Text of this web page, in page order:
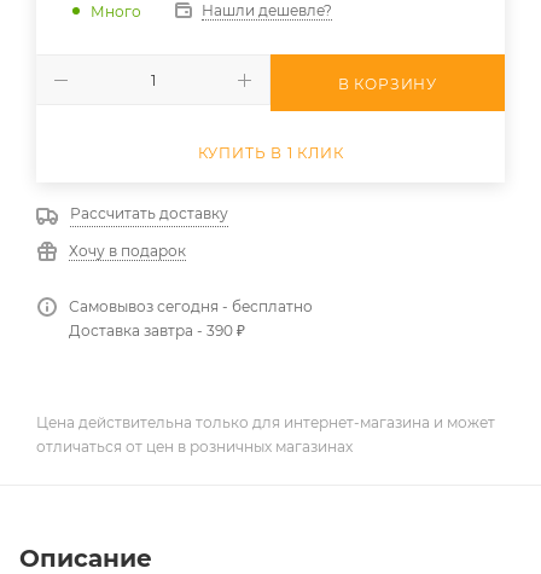
Много Нашли дешевле?
В КОРЗИНУ
КУПИТЬ В 1 КЛИК
Рассчитать доставку
Хочу в подарок
Самовывоз сегодня - бесплатно
Доставка завтра - 390 ₽
Цена действительна только для интернет-магазина и может
отличаться от цен в розничных магазинах
Описание